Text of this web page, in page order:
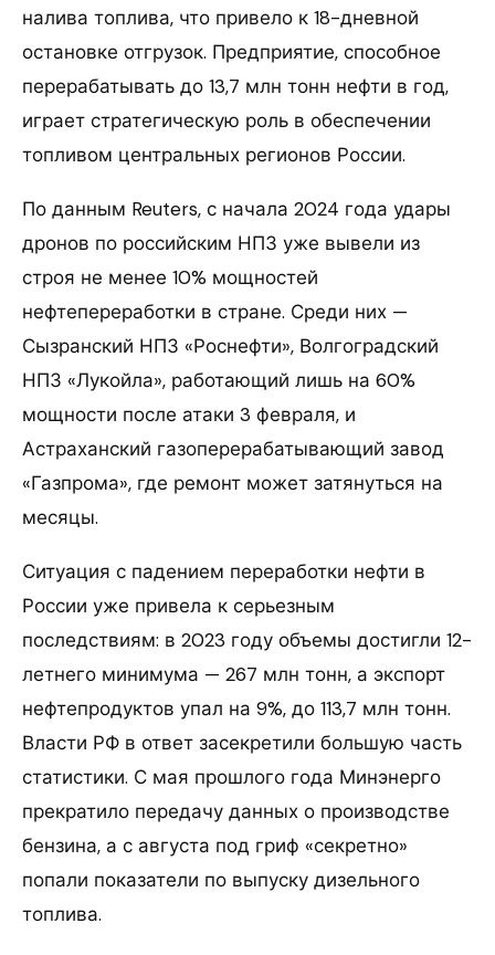
налива топлива, что привело к 18-дневной
остановке отгрузок. Предприятие, способное
перерабатывать до 13,7 млн тонн нефти в год,
играет стратегическую роль в обеспечении
топливом центральных регионов России.
По данным Reuters, с начала 2024 года удары
дронов по российским НПЗ уже вывели из
строя не менее 10% мощностей
нефтепереработки в стране. Среди них —
Сызранский НПЗ «Роснефти», Волгоградский
НПЗ «Лукойла», работающий лишь на 60%
мощности после атаки 3 февраля, и
Астраханский газоперерабатывающий завод
«Газпрома», где ремонт может затянуться на
месяцы.
Ситуация с падением переработки нефти в
России уже привела к серьезным
последствиям: в 2023 году объемы достигли 12-
летнего минимума — 267 млн тонн, а экспорт
нефтепродуктов упал на 9%, до 113,7 млн тонн.
Власти РФ в ответ засекретили большую часть
статистики. С мая прошлого года Минэнерго
прекратило передачу данных о производстве
бензина, а с августа под гриф «секретно»
попали показатели по выпуску дизельного
топлива.